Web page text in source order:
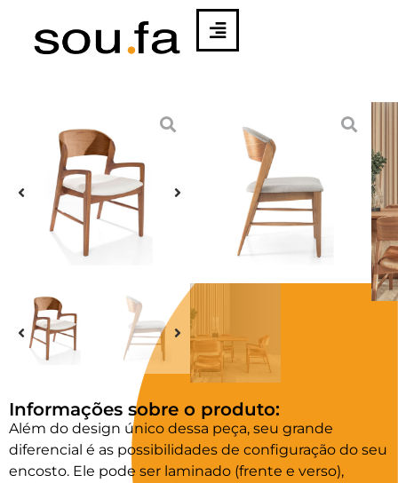
CADEIRA LIA LX
COM BRAÇO |
IBANEZ
RAZZERA
SOLICITAR
ORÇAMENTO
BAIXAR
BLOCO
Informações sobre o produto:
Além do design único dessa peça, seu grande
diferencial é as possibilidades de configuração do seu
encosto. Ele pode ser laminado (frente e verso),